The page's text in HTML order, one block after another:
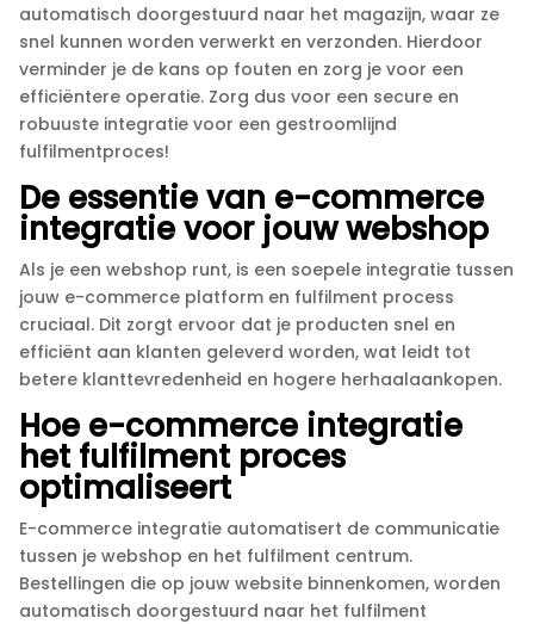
automatisch doorgestuurd naar het magazijn, waar ze
snel kunnen worden verwerkt en verzonden.​ Hierdoor
verminder je de kans op fouten en zorg je voor een
efficiëntere operatie.​ Zorg dus voor een secure en
robuuste integratie voor een gestroomlijnd
fulfilmentproces!
De essentie van e-commerce
integratie voor jouw webshop
Als je een webshop runt, is een soepele integratie tussen
jouw e-commerce platform en fulfilment process
cruciaal.​ Dit zorgt ervoor dat je producten snel en
efficiënt aan klanten geleverd worden, wat leidt tot
betere klanttevredenheid en hogere herhaalaankopen.​
Hoe e-commerce integratie
het fulfilment proces
optimaliseert
E-commerce integratie automatisert de communicatie
tussen je webshop en het fulfilment centrum.​
Bestellingen die op jouw website binnenkomen, worden
automatisch doorgestuurd naar het fulfilment